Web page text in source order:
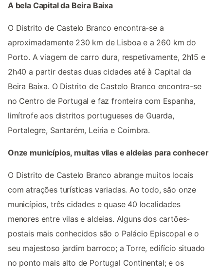
A bela Capital da Beira Baixa
O Distrito de Castelo Branco encontra-se a
aproximadamente 230 km de Lisboa e a 260 km do
Porto. A viagem de carro dura, respetivamente, 2h15 e
2h40 a partir destas duas cidades até à Capital da
Beira Baixa. O Distrito de Castelo Branco encontra-se
no Centro de Portugal e faz fronteira com Espanha,
limítrofe aos distritos portugueses de Guarda,
Portalegre, Santarém, Leiria e Coimbra.
Onze municípios, muitas vilas e aldeias para conhecer
O Distrito de Castelo Branco abrange muitos locais
com atrações turísticas variadas. Ao todo, são onze
municípios, três cidades e quase 40 localidades
menores entre vilas e aldeias. Alguns dos cartões-
postais mais conhecidos são o Palácio Episcopal e o
seu majestoso jardim barroco; a Torre, edifício situado
no ponto mais alto de Portugal Continental; e os